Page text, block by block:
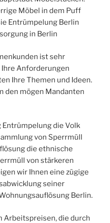
Möbel in dem Puff
Entrümpelung Berlin
in Berlin
ist sehr
Anforderungen
Ihre Themen und Ideen.
den mögen Mandanten
die Volk
von Sperrmüll
die ethnische
von stärkeren
wir Ihnen eine zügige
seiner
Berlin.
Arbeitspreisen, die durch